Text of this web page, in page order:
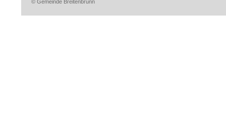
© Gemeinde Breitenbrunn